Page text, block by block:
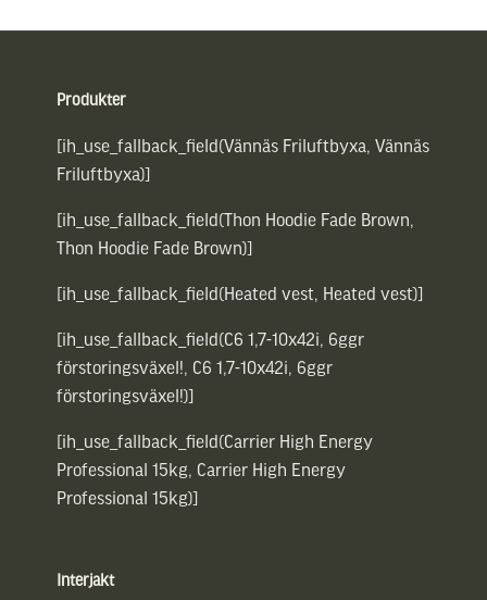
Produkter
[ih_use_fallback_field(Vännäs Friluftbyxa, Vännäs
Friluftbyxa)]
[ih_use_fallback_field(Thon Hoodie Fade Brown,
Thon Hoodie Fade Brown)]
[ih_use_fallback_field(Heated vest, Heated vest)]
[ih_use_fallback_field(C6 1,7-10x42i, 6ggr
förstoringsväxel!, C6 1,7-10x42i, 6ggr
förstoringsväxel!)]
[ih_use_fallback_field(Carrier High Energy
Professional 15kg, Carrier High Energy
Professional 15kg)]
Interjakt